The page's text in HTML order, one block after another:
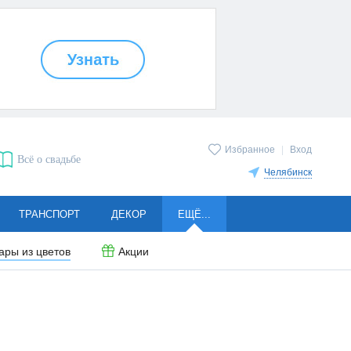
Избранное Вход
Челябинск
Всё о свадьбе
ТРАНСПОРТ ДЕКОР ЕЩЁ...
из цветов Акции